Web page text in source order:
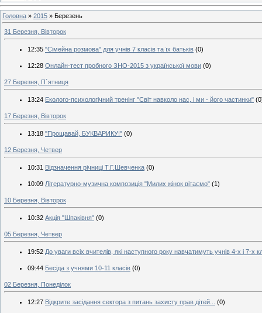
Головна » 2015 » Березень
31 Березня, Вівторок
12:35 "Сімейна розмова" для учнів 7 класів та їх батьків (0)
12:28 Онлайн-тест пробного ЗНО-2015 з української мови (0)
27 Березня, П`ятниця
13:24 Еколого-психологічний тренінг "Світ навколо нас, і ми - його частинки"
17 Березня, Вівторок
13:18 "Прощавай, БУКВАРИКУ!" (0)
12 Березня, Четвер
10:31 Відзначення річниці Т.Г.Шевченка (0)
10:09 Літературно-музична композиція "Милих жінок вітаємо" (1)
10 Березня, Вівторок
10:32 Акція "Шпаківня" (0)
05 Березня, Четвер
19:52 До уваги всіх вчителів, які наступного року навчатимуть учнів 4-х і 7-х
09:44 Бесіда з учнями 10-11 класів (0)
02 Березня, Понеділок
12:27 Відкрите засідання сектора з питань захисту прав дітей... (0)